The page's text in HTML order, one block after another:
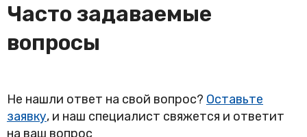
Часто задаваемые
вопросы
Не нашли ответ на свой вопрос? Оставьте
заявку, и наш специалист свяжется и ответит
на ваш вопрос